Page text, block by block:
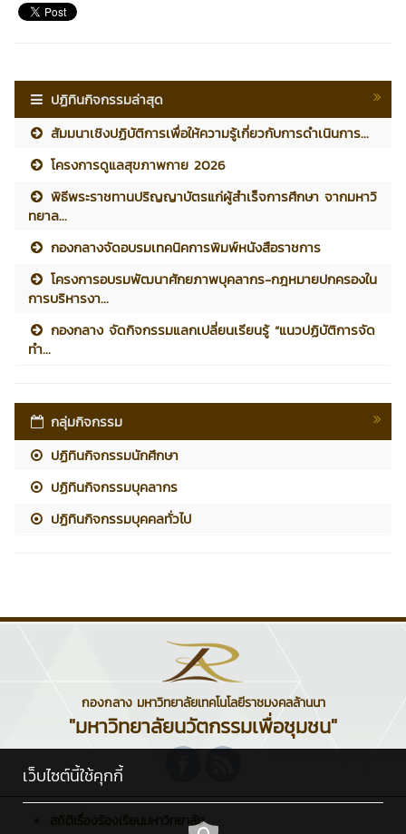
ปฏิทินกิจกรรมล่าสุด
สัมมนาเชิงปฏิบัติการเพื่อให้ความรู้เกี่ยวกับการดำเนินการ...
โครงการดูแลสุขภาพกาย 2026
พิธีพระราชทานปริญญาบัตรแก่ผู้สำเร็จการศึกษา จากมหาวิ
ทยาล...
กองกลางจัดอบรมเทคนิคการพิมพ์หนังสือราชการ
โครงการอบรมพัฒนาศักยภาพบุคลากร-กฎหมายปกครองใน
การบริหารงา...
กองกลาง จัดกิจกรรมแลกเปลี่ยนเรียนรู้ “แนวปฏิบัติการจัด
ทำ...
กลุ่มกิจกรรม
ปฏิทินกิจกรรมนักศึกษา
ปฏิทินกิจกรรมบุคลากร
ปฏิทินกิจกรรมบุคคลทั่วไป
กองกลาง มหาวิทยาลัยเทคโนโลยีราชมงคลล้านนา
"มหาวิทยาลัยนวัตกรรมเพื่อชุมชน"
สถิติเรื่องร้องเรียนมหาวิทยาลัย
เว็บไซต์นี้ใช้คุกกี้